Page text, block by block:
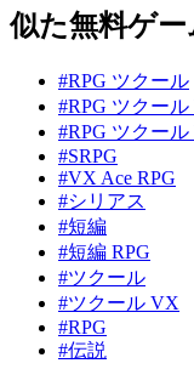
似た無料ゲー
#RPG ツクール
#RPG ツクー
#RPG ツクー
#SRPG
#VX Ace RPG
#シリアス
#短編
#短編 RPG
#ツクール
#ツクール VX
#RPG
#伝説